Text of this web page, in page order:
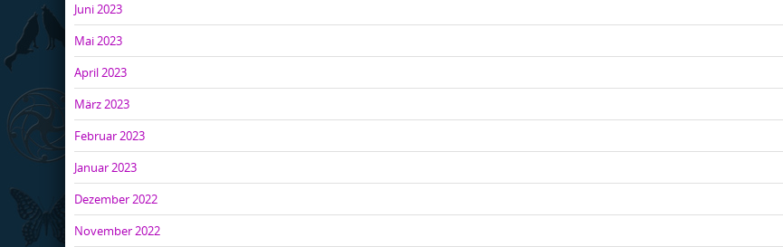
Juni 2023
Mai 2023
April 2023
März 2023
Februar 2023
Januar 2023
Dezember 2022
November 2022